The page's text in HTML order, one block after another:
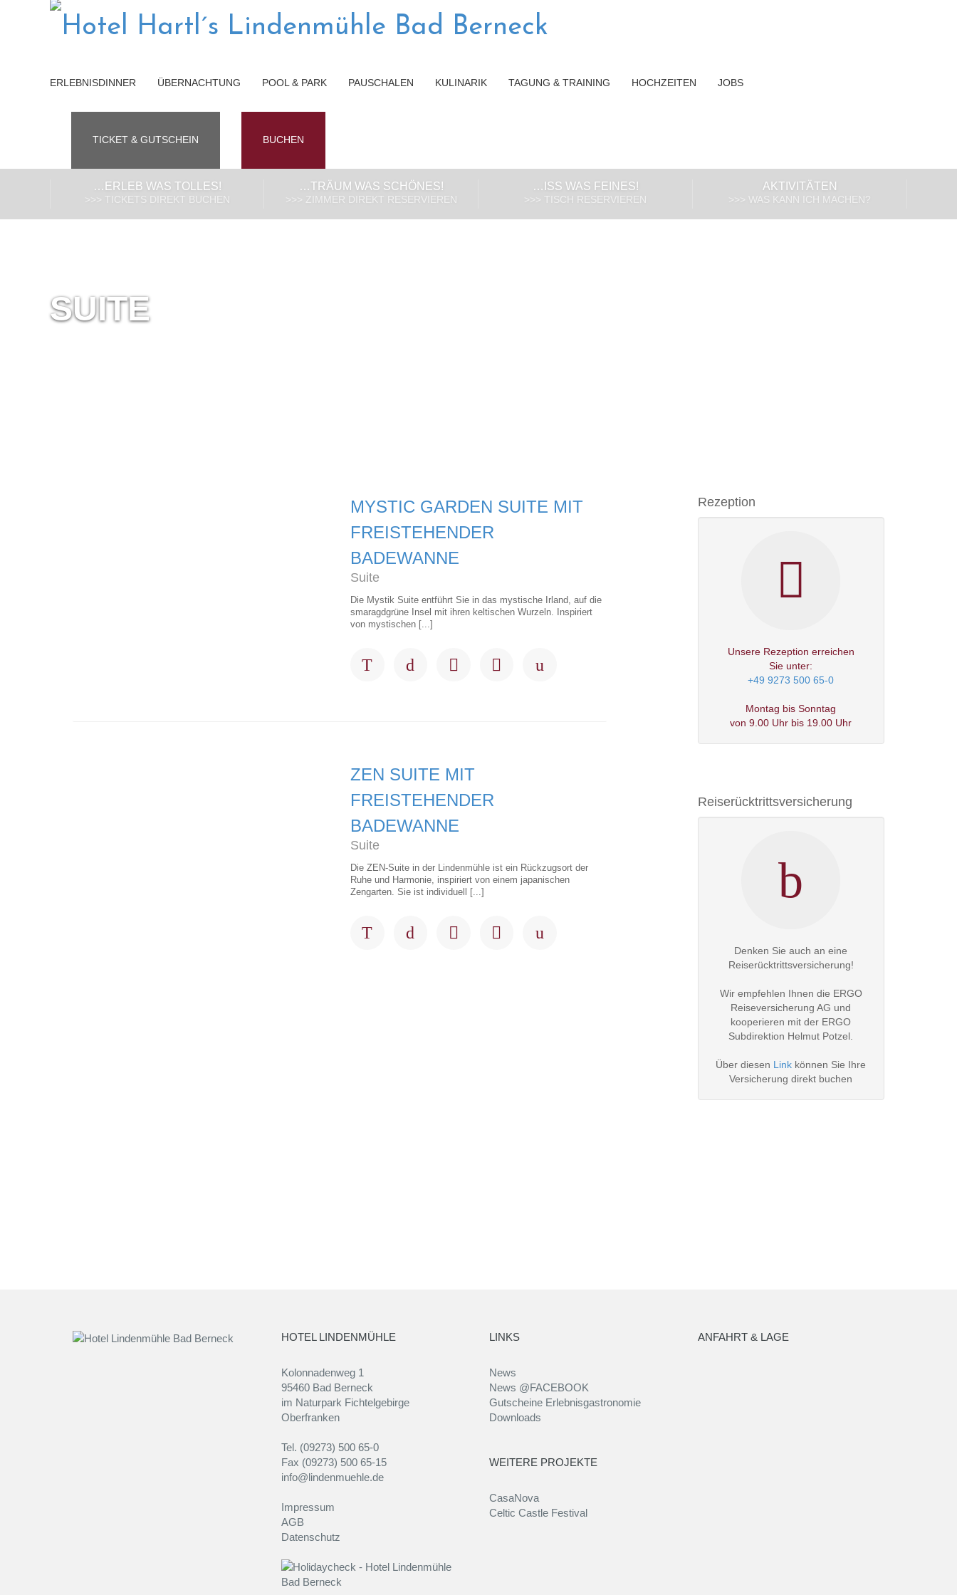
ERLEBNISDINNER ÜBERNACHTUNG POOL & PARK PAUSCHALEN KULINARIK TAGUNG & TRAINING HOCHZEITEN JOBS
TICKET & GUTSCHEIN BUCHEN
…ERLEB WAS TOLLES!
>>> TICKETS DIREKT BUCHEN
…TRÄUM WAS SCHÖNES!
>>> ZIMMER DIREKT RESERVIEREN
…ISS WAS FEINES!
>>> TISCH RESERVIEREN
AKTIVITÄTEN
>>> WAS KANN ICH MACHEN?
SUITE
MYSTIC GARDEN SUITE MIT
FREISTEHENDER
BADEWANNE
Suite
Die Mystik Suite entführt Sie in das mystische Irland, auf die
smaragdgrüne Insel mit ihren keltischen Wurzeln. Inspiriert
von mystischen [...]
ZEN SUITE MIT
FREISTEHENDER
BADEWANNE
Suite
Die ZEN-Suite in der Lindenmühle ist ein Rückzugsort der
Ruhe und Harmonie, inspiriert von einem japanischen
Zengarten. Sie ist individuell [...]
Rezeption
Unsere Rezeption erreichen
Sie unter:
+49 9273 500 65-0
Montag bis Sonntag
von9.00 Uhr bis 19.00 Uhr
Reiserücktrittsversicherung
Denken Sie auch an eine
Reiserücktrittsversicherung!
Wir empfehlen Ihnen die ERGO
Reiseversicherung AG und
kooperieren mit der ERGO
Subdirektion Helmut Potzel.
Über diesen Link können Sie Ihre
Versicherung direkt buchen
HOTEL LINDENMÜHLE
Kolonnadenweg 1
95460 Bad Berneck
im Naturpark Fichtelgebirge
Oberfranken
Tel. (09273) 500 65-0
Fax (09273) 500 65-15
info@lindenmuehle.de
Impressum
AGB
Datenschutz
LINKS
News
News @FACEBOOK
Gutscheine Erlebnisgastronomie
Downloads
WEITERE PROJEKTE
CasaNova
Celtic Castle Festival
ANFAHRT & LAGE